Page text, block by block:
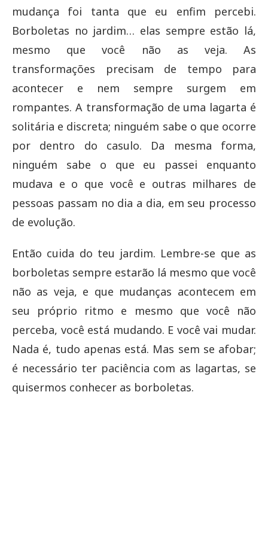
mudança foi tanta que eu enfim percebi.
Borboletas no jardim… elas sempre estão lá,
mesmo que você não as veja. As
transformações precisam de tempo para
acontecer e nem sempre surgem em
rompantes. A transformação de uma lagarta é
solitária e discreta; ninguém sabe o que ocorre
por dentro do casulo. Da mesma forma,
ninguém sabe o que eu passei enquanto
mudava e o que você e outras milhares de
pessoas passam no dia a dia, em seu processo
de evolução.
Então cuida do teu jardim. Lembre-se que as
borboletas sempre estarão lá mesmo que você
não as veja, e que mudanças acontecem em
seu próprio ritmo e mesmo que você não
perceba, você está mudando. E você vai mudar.
Nada é, tudo apenas está. Mas sem se afobar;
é necessário ter paciência com as lagartas, se
quisermos conhecer as borboletas.